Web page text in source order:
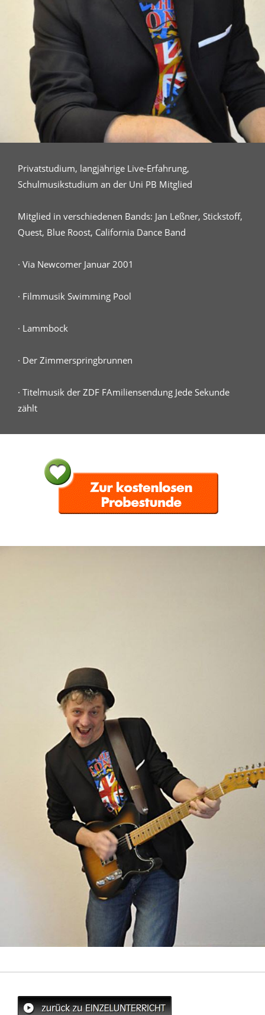
Privatstudium, langjährige Live-Erfahrung,
Schulmusikstudium an der Uni PB Mitglied
Mitglied in verschiedenen Bands: Jan Leßner, Stickstoff,
Quest, Blue Roost, California Dance Band
· Via Newcomer Januar 2001
· Filmmusik Swimming Pool
· Lammbock
· Der Zimmerspringbrunnen
· Titelmusik der ZDF FAmiliensendung Jede Sekunde
zählt